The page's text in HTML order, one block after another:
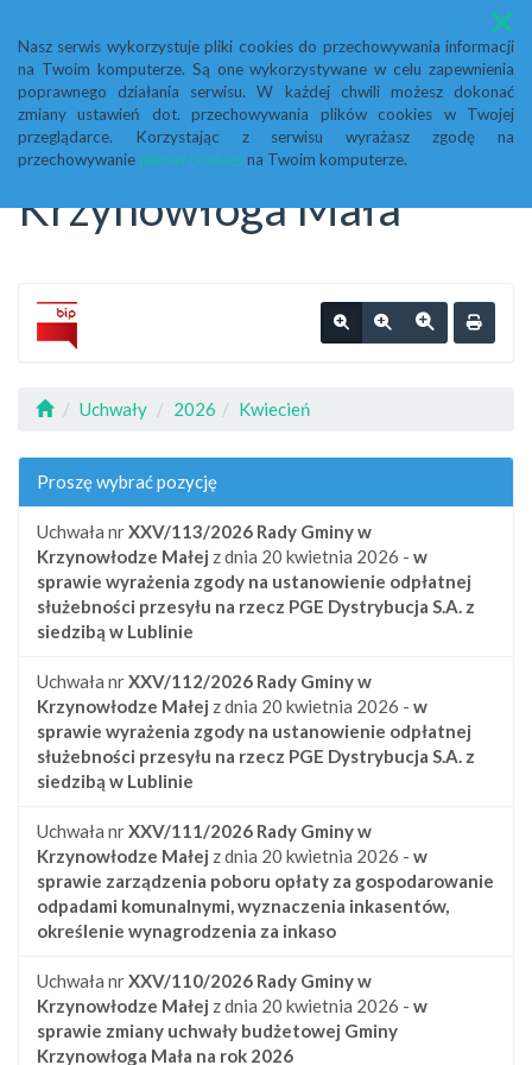
Nasz serwis wykorzystuje pliki cookies do przechowywania informacji
na Twoim komputerze. Są one wykorzystywane w celu zapewnienia
poprawnego działania serwisu. W każdej chwili możesz dokonać
zmiany ustawień dot. przechowywania plików cookies w Twojej
przeglądarce. Korzystając z serwisu wyrażasz zgodę na
przechowywanie plików cookiesna Twoim komputerze.
Menu
Biuletyn Informacji
Publicznej Urząd Gminy
Krzynowłoga Mała
Uchwały 2026 Kwiecień
Proszę wybrać pozycję
Uchwała nrXXV/113/2026 Rady Gminy w
Krzynowłodze Małej z dnia 20 kwietnia 2026 - w
sprawie wyrażenia zgody na ustanowienie odpłatnej
służebności przesyłu na rzecz PGE Dystrybucja S.A. z
siedzibą w Lublinie
Uchwała nrXXV/112/2026 Rady Gminy w
Krzynowłodze Małej z dnia 20 kwietnia 2026 - w
sprawie wyrażenia zgody na ustanowienie odpłatnej
służebności przesyłu na rzecz PGE Dystrybucja S.A. z
siedzibą w Lublinie
Uchwała nrXXV/111/2026 Rady Gminy w
Krzynowłodze Małej z dnia 20 kwietnia 2026 - w
sprawie zarządzenia poboru opłaty za gospodarowanie
odpadami komunalnymi, wyznaczenia inkasentów,
określenie wynagrodzenia za inkaso
Uchwała nrXXV/110/2026 Rady Gminy w
Krzynowłodze Małej z dnia 20 kwietnia 2026 - w
sprawie zmiany uchwały budżetowej Gminy
Krzynowłoga Mała na rok 2026